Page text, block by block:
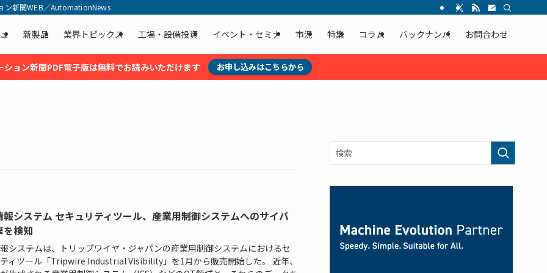
ン新聞WEB／AutomationNews
新製品 業界トピックス 工場・設備投資 イベント・セミナ 市況 特集 コラム バックナンバ お問合わせ
ション新聞PDF電子版は無料でお読みいただけます お申し込みはこちらから
報システム セキュリティツール、産業用制御システムへのサイバ
を検知
システムは、トリップワイヤ・ジャパンの産業用制御システムにおけるセ
ィツール「Tripwire Industrial Visibility」を1月から販売開始した。 近年、